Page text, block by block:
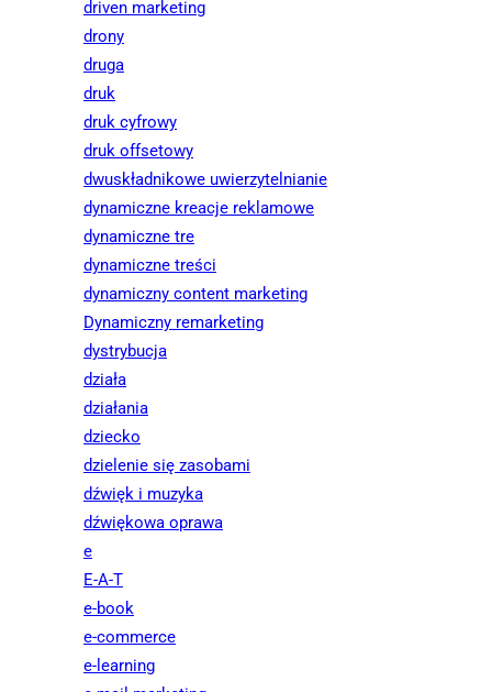
driven marketing
drony
druga
druk
druk cyfrowy
druk offsetowy
dwuskładnikowe uwierzytelnianie
dynamiczne kreacje reklamowe
dynamiczne tre
dynamiczne treści
dynamiczny content marketing
Dynamiczny remarketing
dystrybucja
działa
działania
dziecko
dzielenie się zasobami
dźwięk i muzyka
dźwiękowa oprawa
e
E-A-T
e-book
e-commerce
e-learning